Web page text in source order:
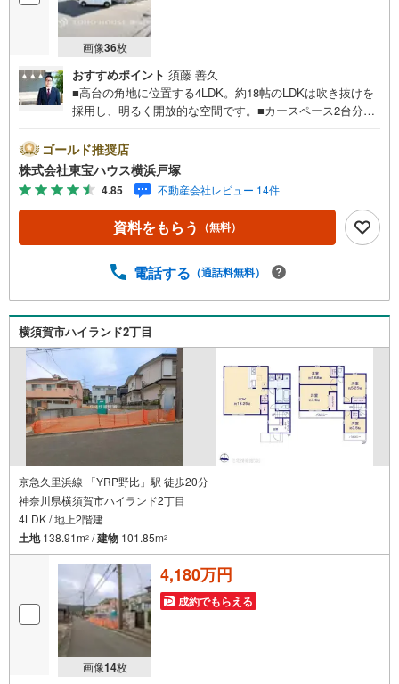
画像36枚
おすすめポイント 須藤 善久
■高台の角地に位置する4LDK。約18帖のLDKは吹き抜けを
採用し、明るく開放的な空間です。■カースペース2台分
＝＝＝＝＝＝＝＝＝＝＝＝＝＝＝＝＝＝【東宝ハウス横浜
戸塚】提携銀行 じぶん銀行利用可 *がん100％保証団信＋全
疾病保障付き＝＝＝＝＝＝＝＝＝＝＝＝＝＝＝＝＝＝＝＝○
現地見学会（事前に必ずお問い合わせください）毎日、ご
見学・ご相談が可能です。9:00～21:00まで。ご自宅へお迎
え、最寄駅でお待ち合わせ、弊社へのご来社等ご相談下さ
ランにあった資金計画や、住宅ローンのご相談など。○キッ
ございます詳しくは営業スタッフよりお伝えさせて頂きま
す。なんでもお気軽にお申し付けくださいませ。
ゴールド推奨店
株式会社東宝ハウス横浜戸塚
4.85 不動産会社レビュー 14件
資料をもらう （無料）
電話する （通話料無料）
横須賀市ハイランド2丁目
京急久里浜線 「YRP野比」駅 徒歩20分
神奈川県横須賀市ハイランド2丁目
4LDK / 地上2階建
土地138.91m2 /建物 101.85m2
画像14枚
4,180万円
成約でもらえる